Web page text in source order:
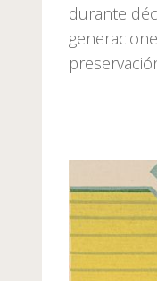
durante